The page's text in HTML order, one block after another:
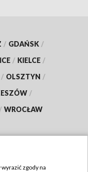
/ GDAŃSK /
/ KIELCE /
/ OLSZTYN /
/
/ WROCŁAW
zgody na